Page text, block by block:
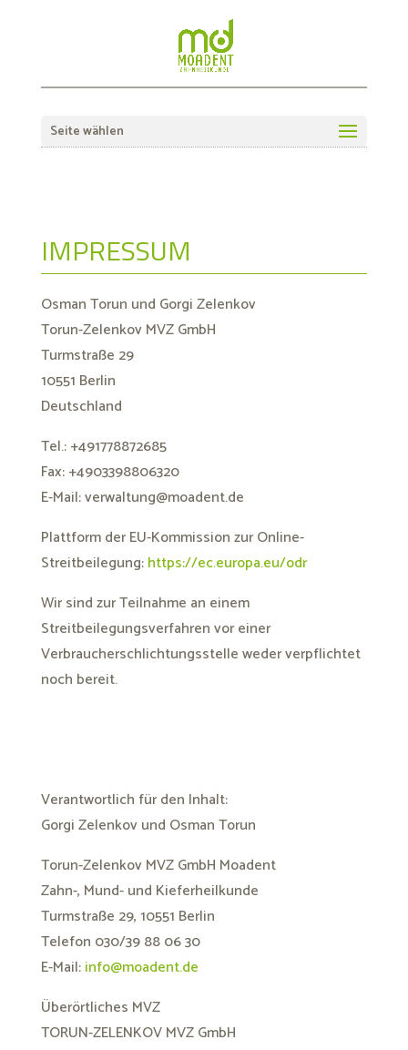
Seite wählen
IMPRESSUM
Osman Torun und Gorgi Zelenkov
Torun-Zelenkov MVZ GmbH
Turmstraße 29
10551 Berlin
Deutschland
Tel.: +491778872685
Fax: +4903398806320
E-Mail: verwaltung@moadent.de
Plattform der EU-Kommission zur Online-
Streitbeilegung:https://ec.europa.eu/odr
Wir sind zur Teilnahme an einem
Streitbeilegungsverfahren vor einer
Verbraucherschlichtungsstelle weder verpflichtet
noch bereit.
Verantwortlich für den Inhalt:
Gorgi Zelenkov und Osman Torun
Torun-Zelenkov MVZ GmbH Moadent
Zahn-, Mund- und Kieferheilkunde
Turmstraße 29, 10551 Berlin
Telefon 030/39 88 06 30
E-Mail:info@moadent.de
Überörtliches MVZ
TORUN-ZELENKOV MVZ GmbH